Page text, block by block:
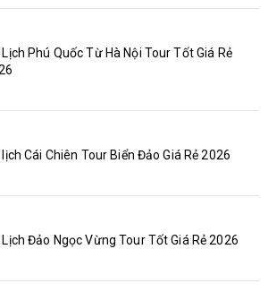
Lịch Phú Quốc Từ Hà Nội Tour Tốt Giá Rẻ
lịch Cái Chiên Tour Biển Đảo Giá Rẻ 2026
Lịch Đảo Ngọc Vừng Tour Tốt Giá Rẻ 2026